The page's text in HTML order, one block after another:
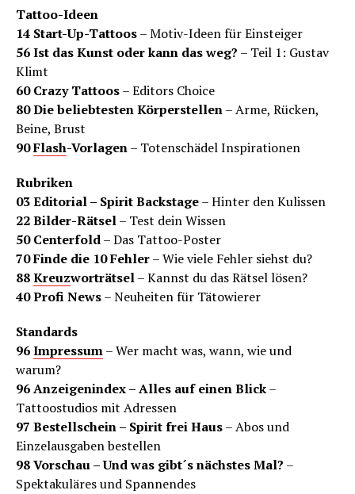
Tattoo-Ideen
14 Start-Up-Tattoos– Motiv-Ideen für Einsteiger
56 Ist das Kunst oder kann das weg? – Teil 1: Gustav
Klimt
60 Crazy Tattoos– Editors Choice
80 Die beliebtesten Körperstellen– Arme, Rücken,
Beine, Brust
90Flash-Vorlagen– Totenschädel Inspirationen
Rubriken
03 Editorial – Spirit Backstage– Hinter den Kulissen
22 Bilder-Rätsel– Test dein Wissen
50 Centerfold– Das Tattoo-Poster
70 Finde die 10 Fehler– Wie viele Fehler siehst du?
88Kreuzworträtsel– Kannst du das Rätsel lösen?
40 Profi News– Neuheiten für Tätowierer
Standards
96Impressum– Wer macht was, wann, wie und
warum?
96 Anzeigenindex – Alles auf einen Blick–
Tattoostudios mit Adressen
97 Bestellschein – Spirit frei Haus– Abos und
Einzelausgaben bestellen
98 Vorschau – Und was gibt´s nächstes Mal? –
Spektakuläres und Spannendes